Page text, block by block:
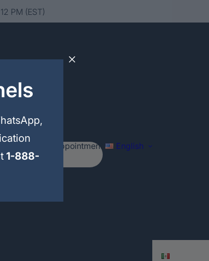
PM (EST)
Schedule your appointment English
1-888-